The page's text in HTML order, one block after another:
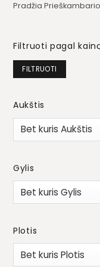
Pradžia
Filtruoti pagal
Min
kaina
Maks
kaina
FILTRUOTI
Aukštis
Gylis
Plotis